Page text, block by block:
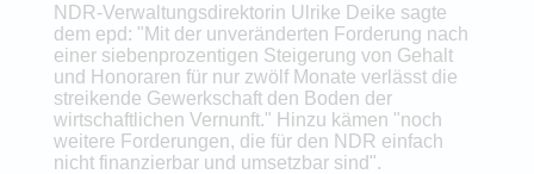
NDR-Verwaltungsdirektorin Ulrike Deike sagte
dem epd: "Mit der unveränderten Forderung nach
einer siebenprozentigen Steigerung von Gehalt
und Honoraren für nur zwölf Monate verlässt die
streikende Gewerkschaft den Boden der
wirtschaftlichen Vernunft." Hinzu kämen "noch
weitere Forderungen, die für den NDR einfach
nicht finanzierbar und umsetzbar sind".